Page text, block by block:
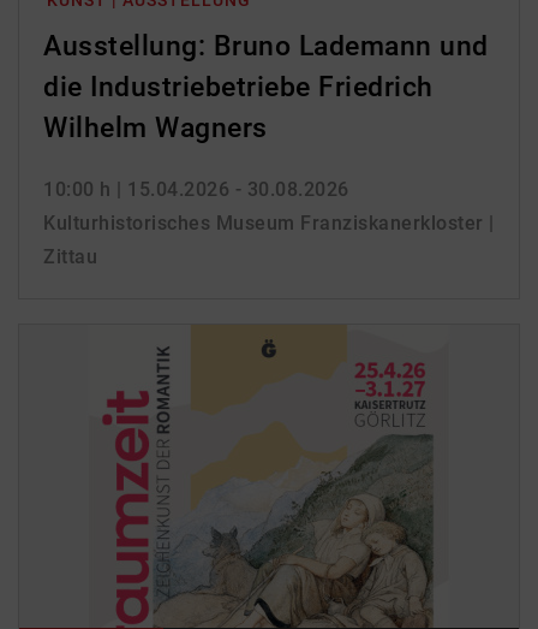
Ausstellung: Bruno Lademann und
die Industriebetriebe Friedrich
Wilhelm Wagners
10:00 h | 15.04.2026 - 30.08.2026
Kulturhistorisches Museum Franziskanerkloster |
Zittau